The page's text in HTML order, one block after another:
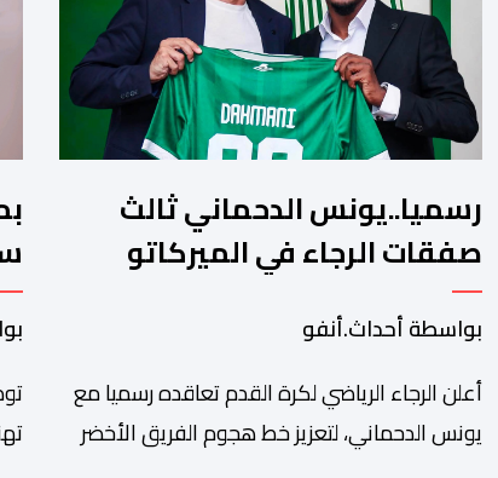
رسميا..يونس الدحماني ثالث
صفقات الرجاء في الميركاتو
الصيفي
بواسطة أحداث.أنفو
أعلن الرجاء الرياضي لكرة القدم تعاقده رسميا مع
يونس الدحماني، لتعزيز خط هجوم الفريق الأخضر